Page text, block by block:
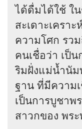
ได้ดื่มได้ใช้ ใ
สะเดาะเครา
ความโศก รว
คนเชื่อว่า เป็
ริมฝั่งแม่น้ำนั
ฐาน ที่มีความ
เป็นการบูชาพ
สาวกของ พร